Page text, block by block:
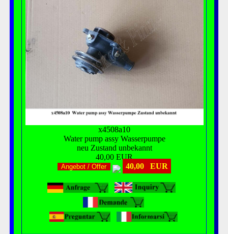
x4508a10
Water pump assy Wasserpumpe
neu Zustand unbekannt
40,00 EUR
Angebot / Offer 40,00 EUR